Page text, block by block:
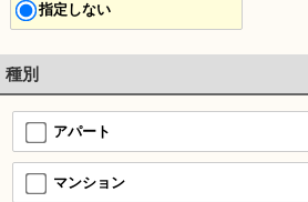
指定しない
種別
アパート
マンション